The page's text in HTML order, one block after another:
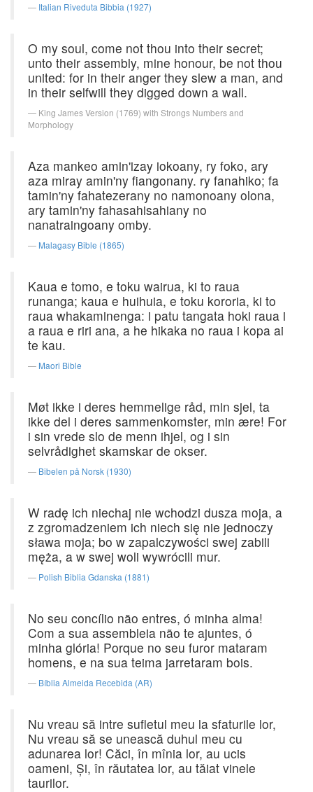
Italian Riveduta Bibbia (1927)
O my soul, come not thou into their secret;
unto their assembly, mine honour, be not thou
united: for in their anger they slew a man, and
in their selfwill they digged down a wall.
King James Version (1769) with Strongs Numbers and
Morphology
Aza mankeo amin'izay iokoany, ry foko, ary
aza miray amin'ny fiangonany. ry fanahiko; fa
tamin'ny fahatezerany no namonoany olona,
ary tamin'ny fahasahisahiany no
nanatraingoany omby.
Malagasy Bible (1865)
Kaua e tomo, e toku wairua, ki to raua
runanga; kaua e huihuia, e toku kororia, ki to
raua whakaminenga: i patu tangata hoki raua i
a raua e riri ana, a he hikaka no raua i kopa ai
te kau.
Maori Bible
Møt ikke i deres hemmelige råd, min sjel, ta
ikke del i deres sammenkomster, min ære! For
i sin vrede slo de menn ihjel, og i sin
selvrådighet skamskar de okser.
Bibelen på Norsk (1930)
W radę ich niechaj nie wchodzi dusza moja, a
z zgromadzeniem ich niech się nie jednoczy
sława moja; bo w zapalczywości swej zabili
męża, a w swej woli wywrócili mur.
Polish Biblia Gdanska (1881)
No seu concílio não entres, ó minha alma!
Com a sua assembleia não te ajuntes, ó
minha glória! Porque no seu furor mataram
homens, e na sua teima jarretaram bois.
Bíblia Almeida Recebida (AR)
Nu vreau să intre sufletul meu la sfaturile lor,
Nu vreau să se unească duhul meu cu
adunarea lor! Căci, în mînia lor, au ucis
oameni, Şi, în răutatea lor, au tăiat vinele
taurilor.